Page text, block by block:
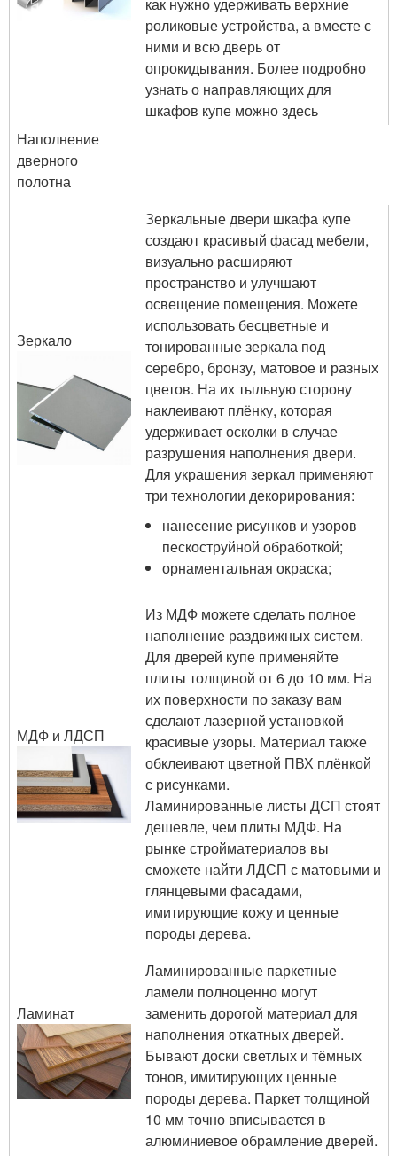
роликовые устройства, а вместе с
ними и всю дверь от
опрокидывания. Более подробно
узнать о направляющих для
шкафов купе можно здесь
Наполнение
дверного
полотна
Зеркало
Зеркальные двери шкафа купе
создают красивый фасад мебели,
визуально расширяют
пространство и улучшают
освещение помещения. Можете
использовать бесцветные и
тонированные зеркала под
серебро, бронзу, матовое и разных
цветов. На их тыльную сторону
наклеивают плёнку, которая
удерживает осколки в случае
разрушения наполнения двери.
Для украшения зеркал применяют
три технологии декорирования:
нанесение рисунков и узоров
пескоструйной обработкой;
орнаментальная окраска;
МДФ и ЛДСП
Из МДФ можете сделать полное
наполнение раздвижных систем.
Для дверей купе применяйте
плиты толщиной от 6 до 10 мм. На
их поверхности по заказу вам
сделают лазерной установкой
красивые узоры. Материал также
обклеивают цветной ПВХ плёнкой
с рисунками.
Ламинированные листы ДСП стоят
дешевле, чем плиты МДФ. На
рынке стройматериалов вы
сможете найти ЛДСП с матовыми и
глянцевыми фасадами,
имитирующие кожу и ценные
породы дерева.
Ламинат
Ламинированные паркетные
ламели полноценно могут
заменить дорогой материал для
наполнения откатных дверей.
Бывают доски светлых и тёмных
тонов, имитирующих ценные
породы дерева. Паркет толщиной
10 мм точно вписывается в
алюминиевое обрамление дверей.